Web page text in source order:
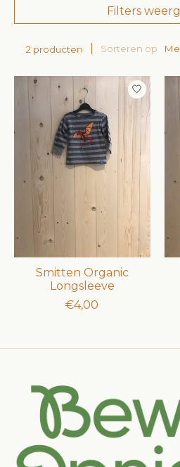
Filters
2 producten Sorteren op
Smitten Organic
Longsleeve
€4,00